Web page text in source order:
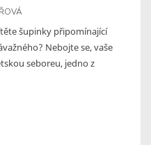
šupinky připomínající
Nebojte se, vaše
seboreu, jedno z